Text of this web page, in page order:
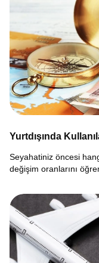
Yurtdışında
Seyahatiniz öncesi
değişim oranlarını